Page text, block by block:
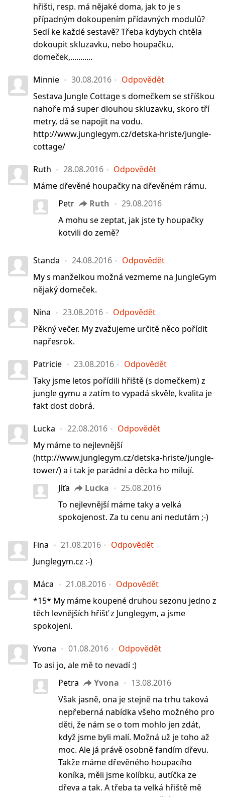
hřišti, resp. má nějaké doma, jak to je s
případným dokoupením přídavných modulů?
Sedí ke každé sestavě? Třeba kdybych chtěla
dokoupit skluzavku, nebo houpačku,
domeček,...........
Minnie 30.08.2016
Odpovědět
Sestava Jungle Cottage s domečkem se stříškou
nahoře má super dlouhou skluzavku, skoro tří
metry, dá se napojit na vodu.
http://www.junglegym.cz/detska-hriste/jungle-
cottage/
Ruth 28.08.2016
Odpovědět
Máme dřevěné houpačky na dřevěném rámu.
Petr
Ruth
29.08.2016
A mohu se zeptat, jak jste ty houpačky
kotvili do země?
Standa 24.08.2016
Odpovědět
My s manželkou možná vezmeme na JungleGym
nějaký domeček.
Nina 23.08.2016
Odpovědět
Pěkný večer. My zvažujeme určitě něco pořídit
napřesrok.
Patricie 23.08.2016
Odpovědět
Taky jsme letos pořídili hřiště (s domečkem) z
jungle gymu a zatím to vypadá skvěle, kvalita je
fakt dost dobrá.
Lucka 22.08.2016
Odpovědět
My máme to nejlevnější
(http://www.junglegym.cz/detska-hriste/jungle-
tower/) a i tak je parádní a děcka ho milují.
Jíťa
Lucka
25.08.2016
To nejlevnější máme taky a velká
spokojenost. Za tu cenu ani nedutám ;-)
Fina 21.08.2016
Odpovědět
Junglegym.cz :-)
Máca 21.08.2016
Odpovědět
*15* My máme koupené druhou sezonu jedno z
těch levnějších hřišť z Junglegym, a jsme
spokojeni.
Yvona 01.08.2016
Odpovědět
To asi jo, ale mě to nevadí :)
Petra
Yvona
13.08.2016
Však jasně, ona je stejně na trhu taková
nepřeberná nabídka všeho možného pro
děti, že nám se o tom mohlo jen zdát,
když jsme byli malí. Možná už je toho až
moc. Ale já právě osobně fandím dřevu.
Takže máme dřevěného houpacího
koníka, měli jsme kolíbku, autíčka ze
dřeva a tak. A třeba ta velká hřiště mě